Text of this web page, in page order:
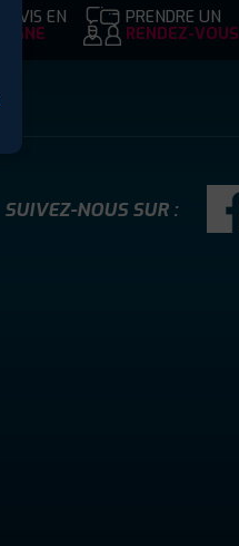
DEVIS EN
LIGNE
PRENDRE UN
RENDEZ-VOUS
SUIVEZ-NOUS SUR :